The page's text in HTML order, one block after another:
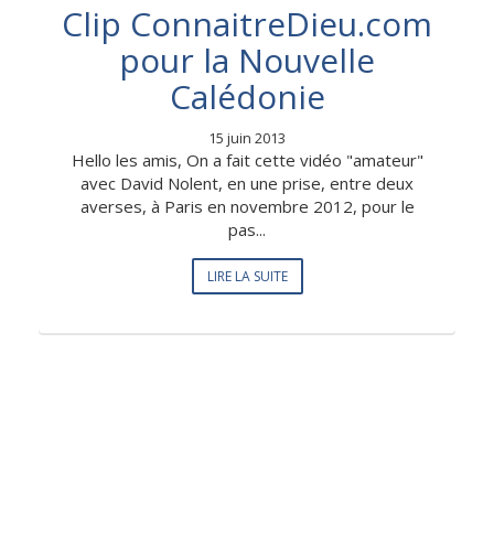
Clip ConnaitreDieu.com
pour la Nouvelle
Calédonie
15 juin 2013
Hello les amis, On a fait cette vidéo "amateur"
avec David Nolent, en une prise, entre deux
averses, à Paris en novembre 2012, pour le
pas...
LIRE LA SUITE